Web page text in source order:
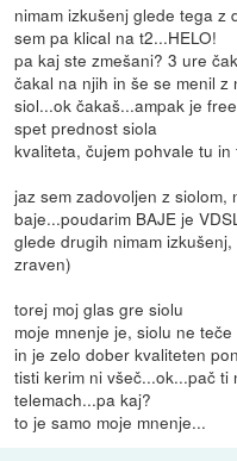
nimam izkušenj glede tega z
sem pa klical na t2...HELO!
pa kaj ste zmešani? 3 ure
čakal na njih in še se menil z
siol...ok čakaš...ampak je
spet prednost siola
kvaliteta, čujem pohvale tu
jaz sem zadovoljen z siolom,
baje...poudarim BAJE je
glede drugih nimam
zraven)
torej moj glas gre siolu
moje mnenje je, siolu ne
in je zelo dober kvaliteten
tisti kerim ni všeč...ok...pač
telemach...pa kaj?
to je samo moje mnenje...